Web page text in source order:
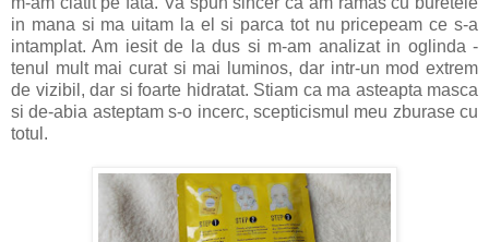
in mana si ma uitam la el si parca tot nu pricepeam ce s-a
intamplat. Am iesit de la dus si m-am analizat in oglinda -
tenul mult mai curat si mai luminos, dar intr-un mod extrem
de vizibil, dar si foarte hidratat. Stiam ca ma asteapta masca
si de-abia asteptam s-o incerc, scepticismul meu zburase cu
totul.